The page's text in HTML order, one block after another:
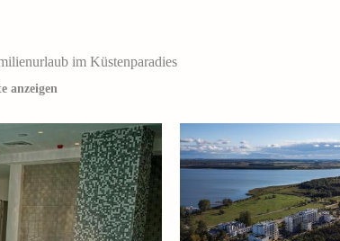
im Küstenparadies
anzeigen